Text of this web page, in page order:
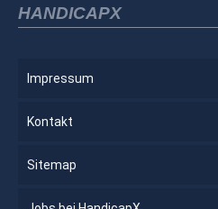
HANDICAPX
Impressum
Kontakt
Sitemap